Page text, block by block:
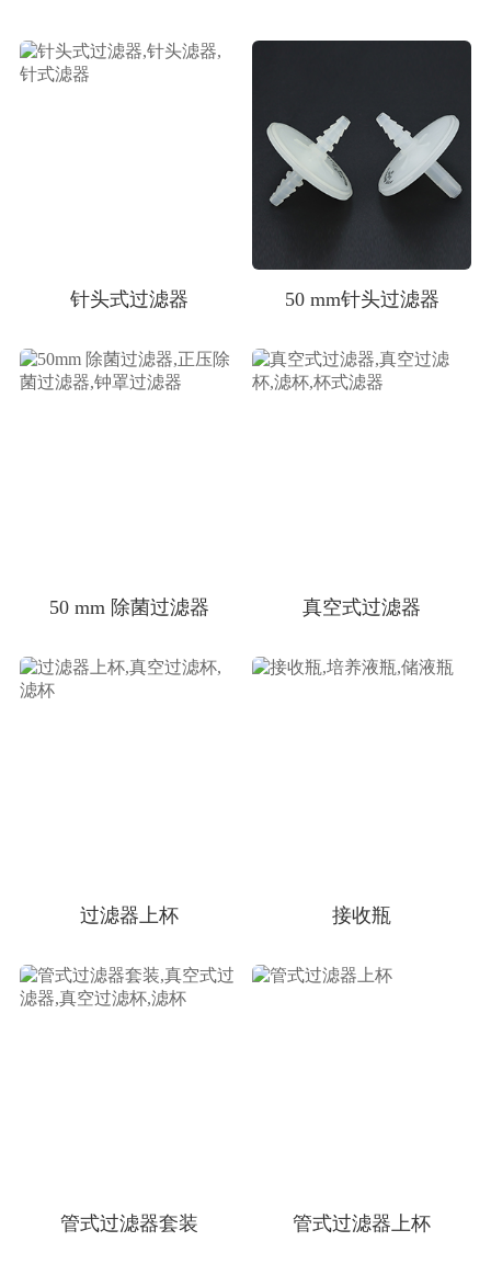
针头式过滤器 50 mm针头过滤器
50 mm 除菌过滤器 真空式过滤器
过滤器上杯 接收瓶
管式过滤器套装 管式过滤器上杯